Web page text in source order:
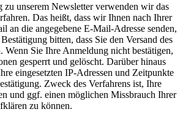
unserem Newsletter verwenden wir das
Das heißt, dass wir Ihnen nach Ihrer
an die angegebene E-Mail-Adresse senden,
bitten, dass Sie den Versand des
Wenn Sie Ihre Anmeldung nicht bestätigen,
gesperrt und gelöscht. Darüber hinaus
eingesetzten IP-Adressen und Zeitpunkte
Zweck des Verfahrens ist, Ihre
und ggf. einen möglichen Missbrauch Ihrer
zu können.